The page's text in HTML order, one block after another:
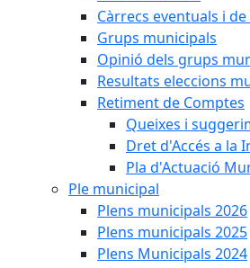
Càrrecs eventuals i
Grups municipals
Opinió dels grups
Resultats eleccions
Retiment de Comptes
Queixes i
Dret d'Accés a la
Pla d'Actuació
Ple municipal
Plens municipals 2026
Plens municipals 2025
Plens Municipals 2024